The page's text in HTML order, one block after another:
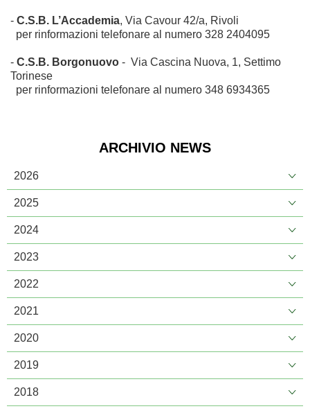
- C.S.B. L’Accademia, Via Cavour 42/a, Rivoli
per rinformazioni telefonare al numero 328 2404095
- C.S.B. Borgonuovo - Via Cascina Nuova, 1, Settimo
Torinese
per rinformazioni telefonare al numero 348 6934365
ARCHIVIO NEWS
2026
2025
2024
2023
2022
2021
2020
2019
2018